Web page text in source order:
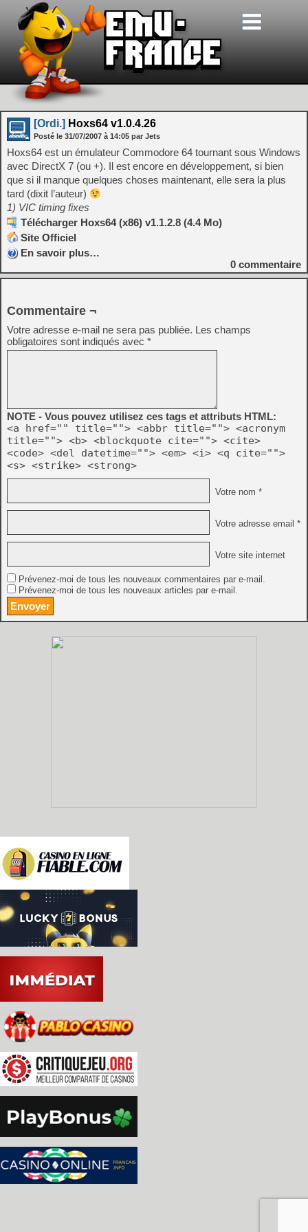
[Ordi.] Hoxs64 v1.0.4.26
Posté le 31/07/2007 à 14:05 par Jets
Hoxs64 est un émulateur Commodore 64 tournant sous Windows
avec DirectX 7 (ou +). Il est encore en développement, si bien
que si il manque quelques choses maintenant, elle sera la plus
tard (dixit l’auteur)
1) VIC timing fixes
Télécharger Hoxs64 (x86) v1.1.2.8 (4.4 Mo)
Site Officiel
En savoir plus…
0 commentaire
Commentaire ¬
Votre adresse e-mail ne sera pas publiée. Les champs
obligatoires sont indiqués avec *
NOTE - Vous pouvez utilisez ces tags et attributs HTML:
<a href="" title=""> <abbr title=""> <acronym
title=""> <b> <blockquote cite=""> <cite>
<code> <del datetime=""> <em> <i> <q cite="">
<s> <strike> <strong>
Votre nom *
Votre adresse email *
Votre site internet
Prévenez-moi de tous les nouveaux commentaires par e-mail.
Prévenez-moi de tous les nouveaux articles par e-mail.